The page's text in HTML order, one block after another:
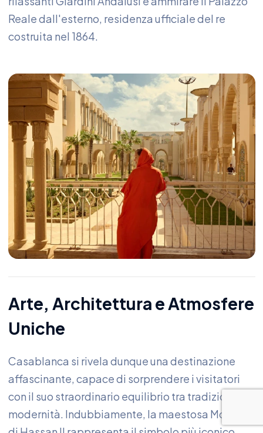
Reale dall'esterno, residenza ufficiale del re
costruita nel 1864.
Arte, Architettura e Atmosfere
Uniche
Casablanca si rivela dunque una destinazione
affascinante, capace di sorprendere i visitatori
con il suo straordinario equilibrio tra tradizione e
modernità. Indubbiamente, la maestosa Moschea